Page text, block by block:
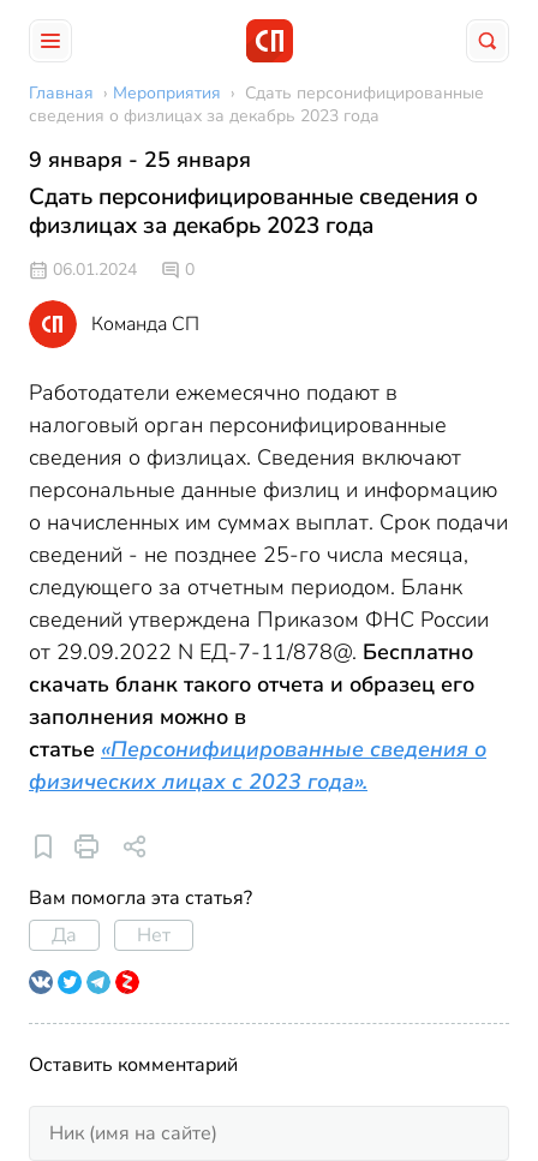
Главная › Мероприятия › Сдать персонифицированные
сведения о физлицах за декабрь 2023 года
9 января - 25 января
Сдать персонифицированные сведения о
физлицах за декабрь 2023 года
06.01.2024 0
Команда СП
Работодатели ежемесячно подают в
налоговый орган персонифицированные
сведения о физлицах. Сведения включают
персональные данные физлиц и информацию
о начисленных им суммах выплат. Срок подачи
сведений - не позднее 25-го числа месяца,
следующего за отчетным периодом. Бланк
сведений утверждена Приказом ФНС России
от 29.09.2022 N ЕД-7-11/878@. Бесплатно
скачать бланк такого отчета и образец его
заполнения можно в
статье «Персонифицированные сведения о
физических лицах с 2023 года».
Вам помогла эта статья?
Да
Нет
Оставить комментарий